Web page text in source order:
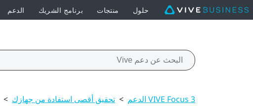
حلول منتجات برنامج الشريك الدعم
VIVE Focus 3 الدعم > تحقيق أقصى استفادة من جهازك >